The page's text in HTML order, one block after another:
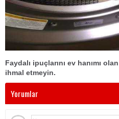
Faydalı ipuçlarını ev hanımı
ihmal etmeyin.
Yorumlar